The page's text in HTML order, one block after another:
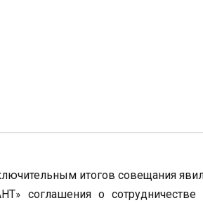
итогов совещания
соглашения о сотрудничестве